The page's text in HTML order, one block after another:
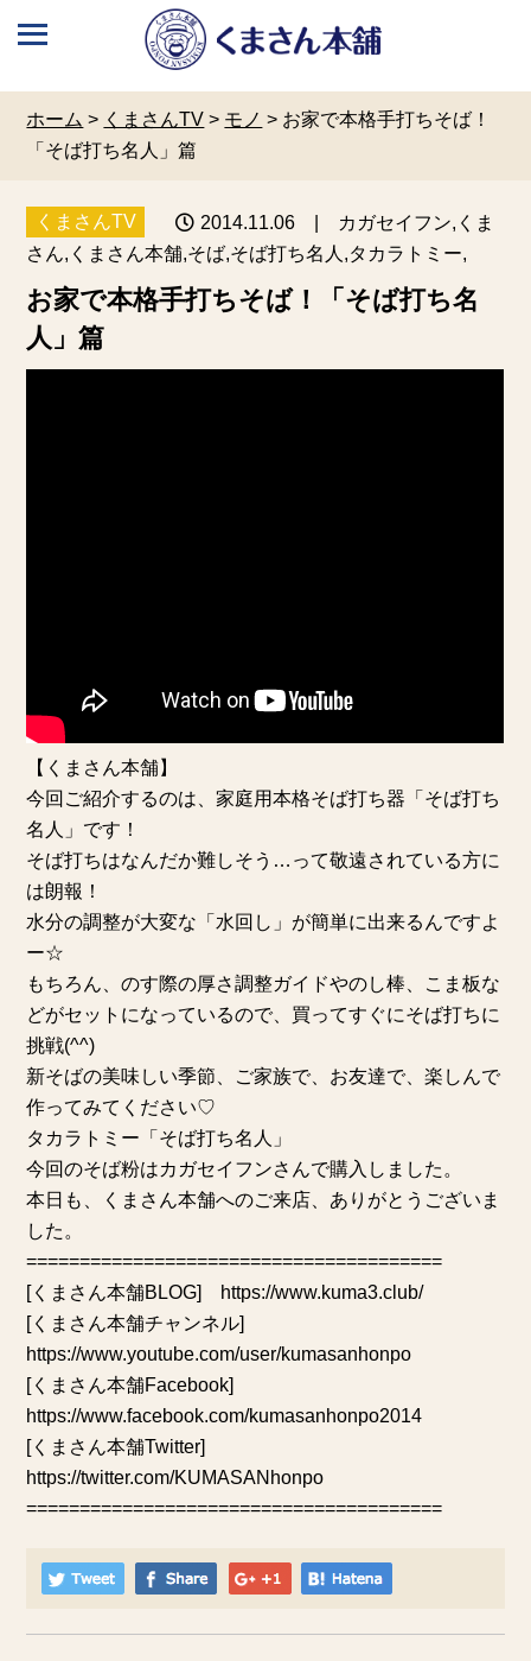
ホーム > くまさんTV > モノ > お家で本格手打ちそば！
「そば打ち名人」篇
くまさんTV 2014.11.06 | カガセイフン,くま
さん,くまさん本舗,そば,そば打ち名人,タカラトミー,
お家で本格手打ちそば！「そば打ち名
人」篇
【くまさん本舗】
今回ご紹介するのは、家庭用本格そば打ち器「そば打ち
名人」です！
そば打ちはなんだか難しそう…って敬遠されている方に
は朗報！
水分の調整が大変な「水回し」が簡単に出来るんですよ
ー☆
もちろん、のす際の厚さ調整ガイドやのし棒、こま板な
どがセットになっているので、買ってすぐにそば打ちに
挑戦(^^)
新そばの美味しい季節、ご家族で、お友達で、楽しんで
作ってみてください♡
タカラトミー 「そば打ち名人」
今回のそば粉はカガセイフンさんで購入しました。
本日も、くまさん本舗へのご来店、ありがとうございま
した。
=======================================
[くまさん本舗BLOG] https://www.kuma3.club/
[くまさん本舗チャンネル]
https://www.youtube.com/user/kumasanhonpo
[くまさん本舗Facebook]
https://www.facebook.com/kumasanhonpo2014
[くまさん本舗Twitter]
https://twitter.com/KUMASANhonpo
=======================================